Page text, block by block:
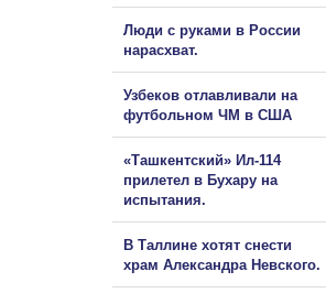
Люди с руками в России
нарасхват.
Узбеков отлавливали на
футбольном ЧМ в США
«Ташкентский» Ил-114
прилетел в Бухару на
испытания.
В Таллине хотят снести
храм Александра Невского.